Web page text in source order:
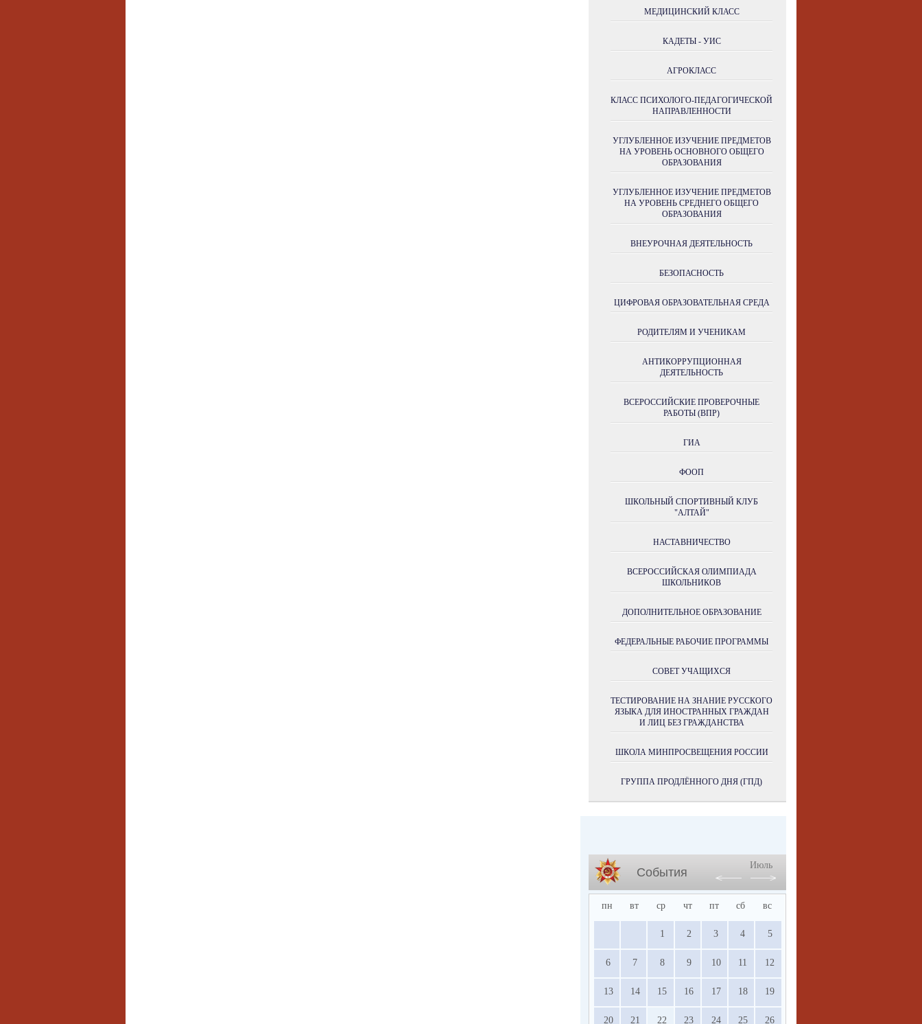
МЕДИЦИНСКИЙ КЛАСС
КАДЕТЫ - УИС
АГРОКЛАСС
КЛАСС ПСИХОЛОГО-ПЕДАГОГИЧЕСКОЙ
НАПРАВЛЕННОСТИ
УГЛУБЛЕННОЕ ИЗУЧЕНИЕ ПРЕДМЕТОВ
НА УРОВЕНЬ ОСНОВНОГО ОБЩЕГО
ОБРАЗОВАНИЯ
УГЛУБЛЕННОЕ ИЗУЧЕНИЕ ПРЕДМЕТОВ
НА УРОВЕНЬ СРЕДНЕГО ОБЩЕГО
ОБРАЗОВАНИЯ
ВНЕУРОЧНАЯ ДЕЯТЕЛЬНОСТЬ
БЕЗОПАСНОСТЬ
ЦИФРОВАЯ ОБРАЗОВАТЕЛЬНАЯ СРЕДА
РОДИТЕЛЯМ И УЧЕНИКАМ
АНТИКОРРУПЦИОННАЯ
ДЕЯТЕЛЬНОСТЬ
ВСЕРОССИЙСКИЕ ПРОВЕРОЧНЫЕ
РАБОТЫ (ВПР)
ГИА
ФООП
ШКОЛЬНЫЙ СПОРТИВНЫЙ КЛУБ
"АЛТАЙ"
НАСТАВНИЧЕСТВО
ВСЕРОССИЙСКАЯ ОЛИМПИАДА
ШКОЛЬНИКОВ
ДОПОЛНИТЕЛЬНОЕ ОБРАЗОВАНИЕ
ФЕДЕРАЛЬНЫЕ РАБОЧИЕ ПРОГРАММЫ
СОВЕТ УЧАЩИХСЯ
ТЕСТИРОВАНИЕ НА ЗНАНИЕ РУССКОГО
ЯЗЫКА ДЛЯ ИНОСТРАННЫХ ГРАЖДАН
И ЛИЦ БЕЗ ГРАЖДАНСТВА
ШКОЛА МИНПРОСВЕЩЕНИЯ РОССИИ
ГРУППА ПРОДЛЁННОГО ДНЯ (ГПД)
События
Июль
пн вт ср чт пт сб вс
1 2 3 4 5
6 7 8 9 10 11 12
13 14 15 16 17 18 19
20 21 22 23 24 25 26